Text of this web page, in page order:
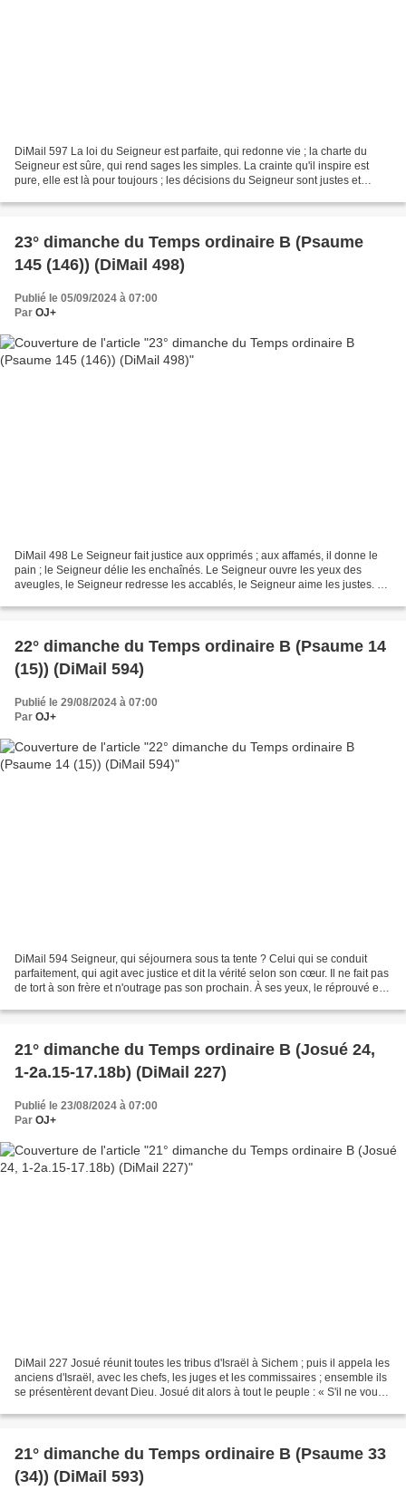
DiMail 597 La loi du Seigneur est parfaite, qui redonne vie ; la charte du
Seigneur est sûre, qui rend sages les simples. La crainte qu'il inspire est
pure, elle est là pour toujours ; les décisions du Seigneur sont justes et
23° dimanche du Temps ordinaire B (Psaume
145 (146)) (DiMail 498)
Publié le 05/09/2024 à 07:00
Par OJ+
DiMail 498 Le Seigneur fait justice aux opprimés ; aux affamés, il donne le
pain ; le Seigneur délie les enchaînés. Le Seigneur ouvre les yeux des
aveugles, le Seigneur redresse les accablés, le Seigneur aime les justes. Le
22° dimanche du Temps ordinaire B (Psaume 14
(15)) (DiMail 594)
Publié le 29/08/2024 à 07:00
Par OJ+
DiMail 594 Seigneur, qui séjournera sous ta tente ? Celui qui se conduit
parfaitement, qui agit avec justice et dit la vérité selon son cœur. Il ne fait pas
de tort à son frère et n'outrage pas son prochain. À ses yeux, le réprouvé est
21° dimanche du Temps ordinaire B (Josué 24,
1-2a.15-17.18b) (DiMail 227)
Publié le 23/08/2024 à 07:00
Par OJ+
DiMail 227 Josué réunit toutes les tribus d'Israël à Sichem ; puis il appela les
anciens d'Israël, avec les chefs, les juges et les commissaires ; ensemble ils
se présentèrent devant Dieu. Josué dit alors à tout le peuple : « S'il ne vous
21° dimanche du Temps ordinaire B (Psaume 33
(34)) (DiMail 593)